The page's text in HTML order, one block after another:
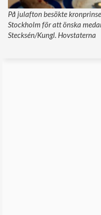
På julafton besökte
Stockholm för att önska
Stecksén/Kungl. Hovstaterna